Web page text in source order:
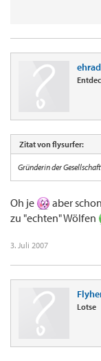
Zitat von flysurfer:
Gründerin der
Oh je
aber
zu "echten" Wölfen
3. Juli 2007
Lotse